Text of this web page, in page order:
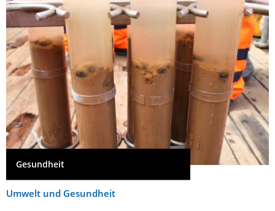
Gesundheit
Umwelt und Gesundheit